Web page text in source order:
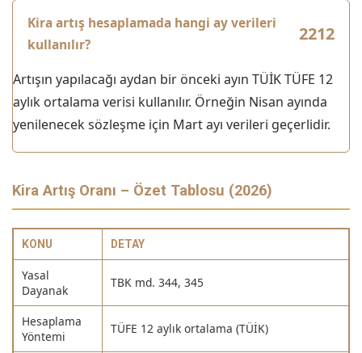
Kira artış hesaplamada hangi ay verileri
kullanılır?
Artışın yapılacağı aydan bir önceki ayın TÜİK TÜFE 12
aylık ortalama verisi kullanılır. Örneğin Nisan ayında
yenilenecek sözleşme için Mart ayı verileri geçerlidir.
Kira Artış Oranı – Özet Tablosu (2026)
KONU DETAY
Yasal
Dayanak
TBK md. 344, 345
Hesaplama
Yöntemi
TÜFE 12 aylık ortalama (TÜİK)